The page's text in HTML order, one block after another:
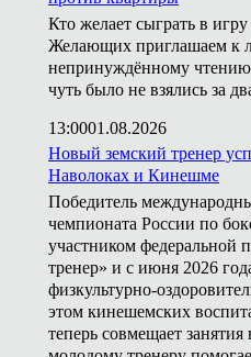
Кто желает сыграть в
Желающих приглашаем к
непринуждённому чтению
чуть было не взялись за
13:0001.08.2026
Новый земский тренер
Наволоках и Кинешме
Победитель
чемпионата России по
участником федеральной
тренер» и с июня 2026
физкультурно-
этом кинешемских
теперь совмещает